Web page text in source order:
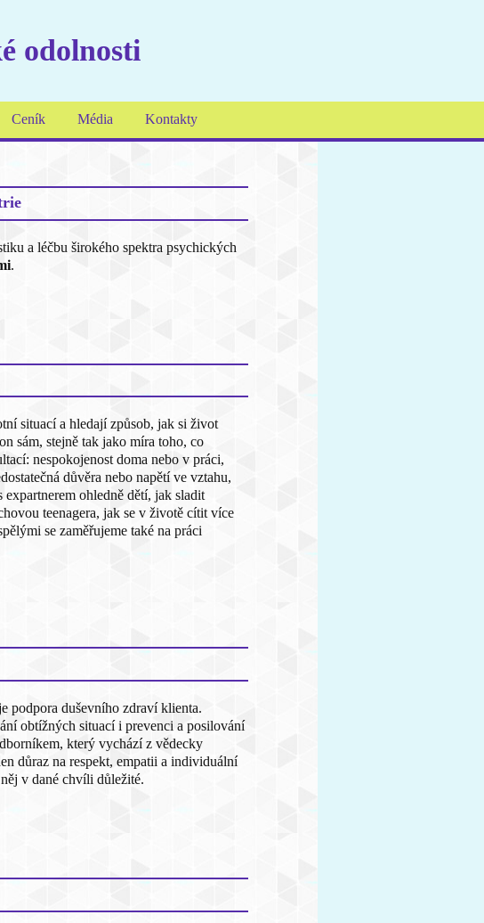
odolnosti
Ceník Média Kontakty
a léčbu širokého spektra psychických
.
situací a hledají způsob, jak si život
sám, stejně tak jako míra toho, co
nespokojenost doma nebo v práci,
důvěra nebo napětí ve vztahu,
ohledně dětí, jak sladit
teenagera, jak se v životě cítit více
se zaměřujeme také na práci
podpora duševního zdraví klienta.
obtížných situací i prevenci a posilování
který vychází z vědecky
důraz na respekt, empatii a individuální
v dané chvíli důležité.